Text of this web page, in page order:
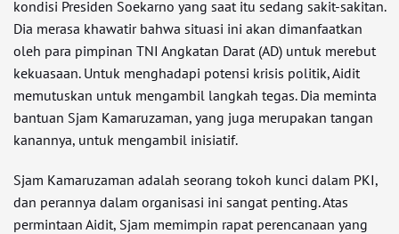
kondisi Presiden Soekarno yang saat itu sedang sakit-sakitan.
Dia merasa khawatir bahwa situasi ini akan dimanfaatkan
oleh para pimpinan TNI Angkatan Darat (AD) untuk merebut
kekuasaan. Untuk menghadapi potensi krisis politik, Aidit
memutuskan untuk mengambil langkah tegas. Dia meminta
bantuan Sjam Kamaruzaman, yang juga merupakan tangan
kanannya, untuk mengambil inisiatif.
Sjam Kamaruzaman adalah seorang tokoh kunci dalam PKI,
dan perannya dalam organisasi ini sangat penting. Atas
permintaan Aidit, Sjam memimpin rapat perencanaan yang